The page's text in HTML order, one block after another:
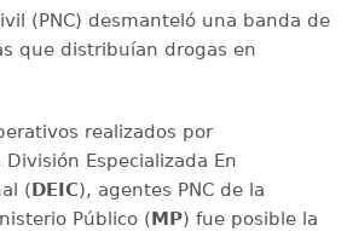
(PNC) desmanteló una banda de
que distribuían drogas en
realizados por
Especializada En
(DEIC), agentes PNC de la
Público (MP) fue posible la